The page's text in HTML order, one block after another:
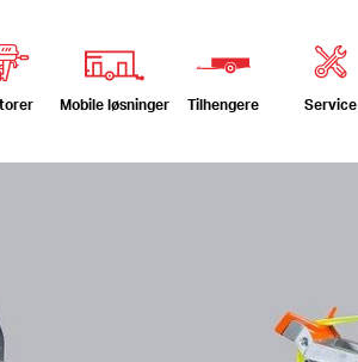
Mobile løsninger Tilhengere Service